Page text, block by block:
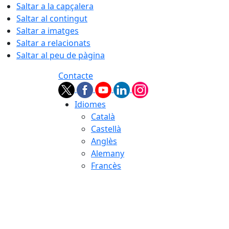
Saltar a la capçalera
Saltar al contingut
Saltar a imatges
Saltar a relacionats
Saltar al peu de pàgina
Contacte
Idiomes
Català
Castellà
Anglès
Alemany
Francès